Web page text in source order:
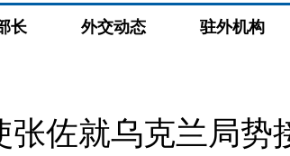
长 外交动态 驻外机构
张佐就乌克兰局